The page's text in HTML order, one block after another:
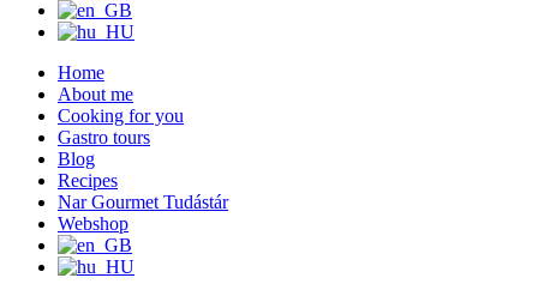
Home
About me
Cooking for you
Gastro tours
Blog
Recipes
Nar Gourmet Tudástár
Webshop